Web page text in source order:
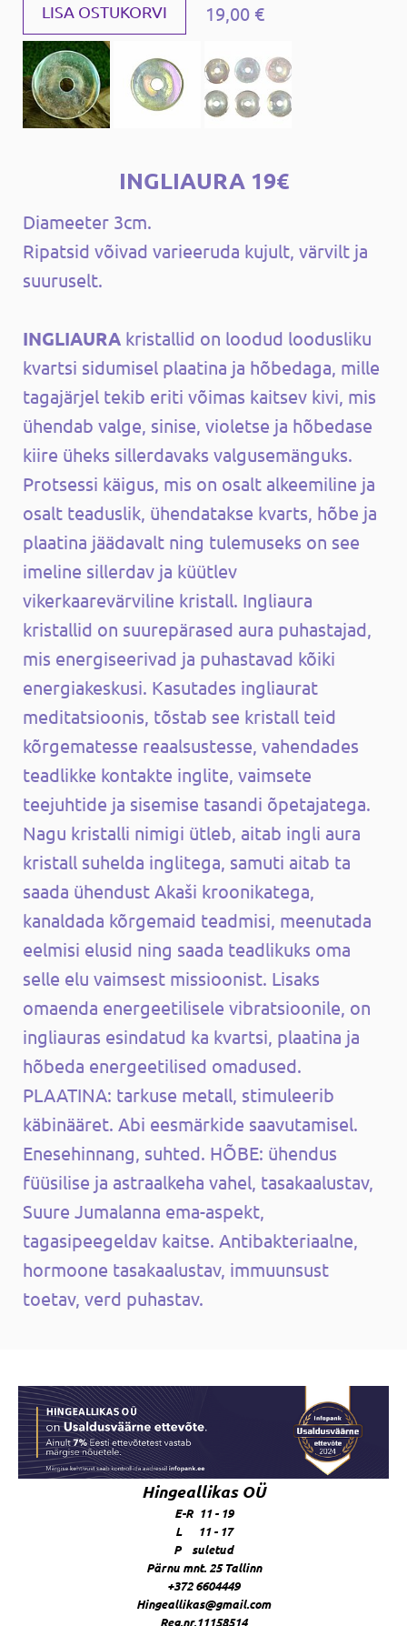
LISA OSTUKORVI 19,00 €
INGLIAURA 19€
Diameeter 3cm.
Ripatsid võivad varieeruda kujult, värvilt ja
suuruselt.
INGLIAURA kristallid on loodud loodusliku
kvartsi sidumisel plaatina ja hõbedaga, mille
tagajärjel tekib eriti võimas kaitsev kivi, mis
ühendab valge, sinise, violetse ja hõbedase
kiire üheks sillerdavaks valgusemänguks.
Protsessi käigus, mis on osalt alkeemiline ja
osalt teaduslik, ühendatakse kvarts, hõbe ja
plaatina jäädavalt ning tulemuseks on see
imeline sillerdav ja küütlev
vikerkaarevärviline kristall. Ingliaura
kristallid on suurepärased aura puhastajad,
mis energiseerivad ja puhastavad kõiki
energiakeskusi. Kasutades ingliaurat
meditatsioonis, tõstab see kristall teid
kõrgematesse reaalsustesse, vahendades
teadlikke kontakte inglite, vaimsete
teejuhtide ja sisemise tasandi õpetajatega.
Nagu kristalli nimigi ütleb, aitab ingli aura
kristall suhelda inglitega, samuti aitab ta
saada ühendust Akaši kroonikatega,
kanaldada kõrgemaid teadmisi, meenutada
eelmisi elusid ning saada teadlikuks oma
selle elu vaimsest missioonist. Lisaks
omaenda energeetilisele vibratsioonile, on
ingliauras esindatud ka kvartsi, plaatina ja
hõbeda energeetilised omadused.
PLAATINA: tarkuse metall, stimuleerib
käbinääret. Abi eesmärkide saavutamisel.
Enesehinnang, suhted. HÕBE: ühendus
füüsilise ja astraalkeha vahel, tasakaalustav,
Suure Jumalanna ema-aspekt,
tagasipeegeldav kaitse. Antibakteriaalne,
hormoone tasakaalustav, immuunsust
toetav, verd puhastav.
Hingeallikas OÜ
E-R 11 - 19
L 11 - 17
P suletud
Pärnu mnt. 25 Tallinn
+372 6604449
Hingeallikas@gmail.com
Reg.nr.11158514